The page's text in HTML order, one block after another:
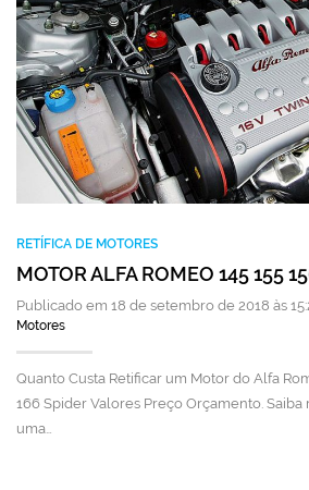
RETÍFICA DE MOTORES
MOTOR ALFA ROMEO 145 155
Publicado em 18 de setembro de 2018 às
Motores
Quanto Custa Retificar um Motor do Alfa
166 Spider Valores Preço Orçamento.
uma…